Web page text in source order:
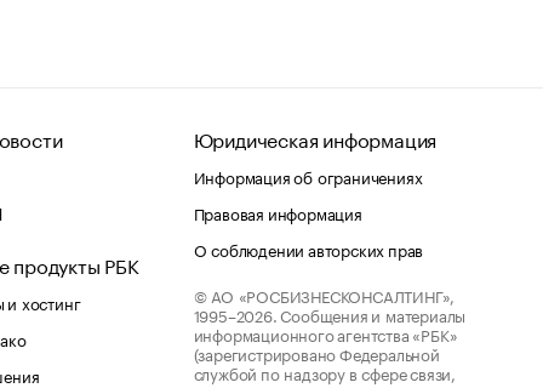
продукты РБК
хостинг
Юридическая информация
Информация об ограничениях
Правовая информация
О соблюдении авторских прав
© АО «РОСБИЗНЕСКОНСАЛТИНГ»,
1995–2026. Сообщения и материалы
информационного агентства «РБК»
(зарегистрировано Федеральной
службой по надзору в сфере связи,